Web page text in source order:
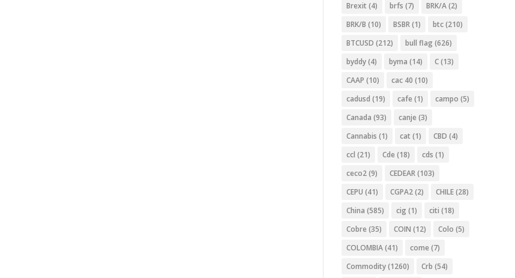
Brexit (4) brfs (7) BRK/A(2)
BRK/B (10) BSBR(1) btc(210)
BTCUSD (212) bull flag (626)
byddy(4) byma (14) C(13)
CAAP (10) cac 40 (10)
cadusd (19) cafe (1) campo (5)
Canada (93) canje (3)
Cannabis (1) cat (1) CBD (4)
ccl (21) Cde (18) cds (1)
ceco2(9) CEDEAR(103)
CEPU (41) CGPA2(2) CHILE(28)
China (585) cig (1) citi (18)
Cobre (35) COIN (12) Colo (5)
COLOMBIA(41) come (7)
Commodity(1260) Crb (54)